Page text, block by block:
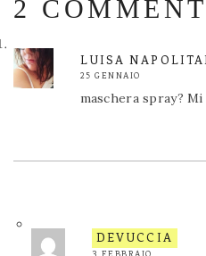
2
LUISA
25 GENNAIO
maschera spray?
DEVUCCIA